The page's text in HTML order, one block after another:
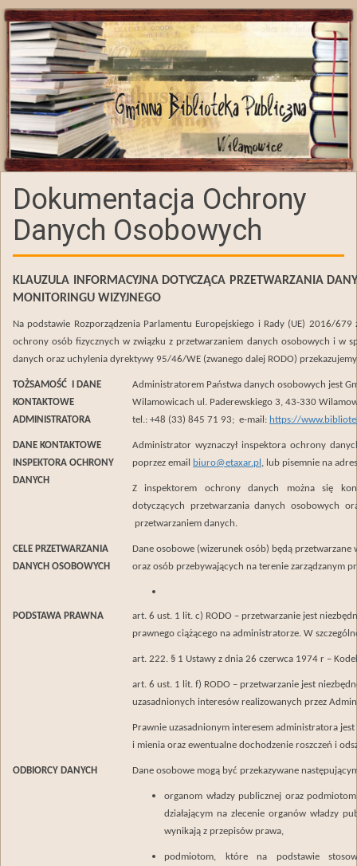
Dokumentacja Ochrony
Danych Osobowych
KLAUZULA INFORMACYJNA DOTYCZĄCA PRZETWARZANIA
MONITORINGU WIZYJNEGO
Na podstawie Rozporządzenia Parlamentu Europejskiego i Rady (UE) 2016/
ochrony osób fizycznych w związku z przetwarzaniem danych osobowych i w
danych oraz uchylenia dyrektywy 95/46/WE (zwanego dalej RODO)
TOŻSAMOŚĆ I DANE
KONTAKTOWE
ADMINISTRATORA
Administratorem Państwa danych osobowych jest
Wilamowicach ul. Paderewskiego 3, 43-330
tel.: +48 (33) 845 71 93; e-mail: https://
DANE KONTAKTOWE
INSPEKTORA OCHRONY
DANYCH
Administrator wyznaczył inspektora ochrony
poprzez email
biuro@etaxar.pl , lub pisemnie na
Z inspektorem ochrony danych można się
dotyczących przetwarzania danych osobowych
przetwarzaniem danych.
CELE PRZETWARZANIA
DANYCH OSOBOWYCH
Dane osobowe (wizerunek osób) będą
oraz osób przebywających na terenie zarządzanym
PODSTAWA PRAWNA
art. 6 ust. 1 lit. c) RODO – przetwarzanie jest
prawnego ciążącego na administratorze. W
art. 222. § 1 Ustawy z dnia 26 czerwca 1974 r –
art. 6 ust. 1 lit. f) RODO – przetwarzanie jest
uzasadnionych interesów realizowanych przez
Prawnie uzasadnionym interesem administratora
i mienia oraz ewentualne dochodzenie roszczeń i
ODBIORCY DANYCH Dane osobowe mogą być przekazywane
organom władzy publicznej oraz
działającym na zlecenie organów władzy
wynikają z przepisów prawa,
podmiotom, które na podstawie